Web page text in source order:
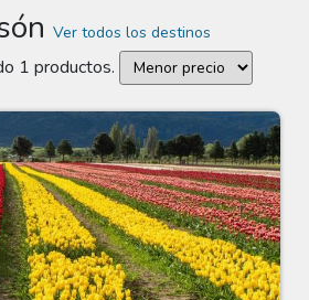
Ver todos los destinos
1 productos.